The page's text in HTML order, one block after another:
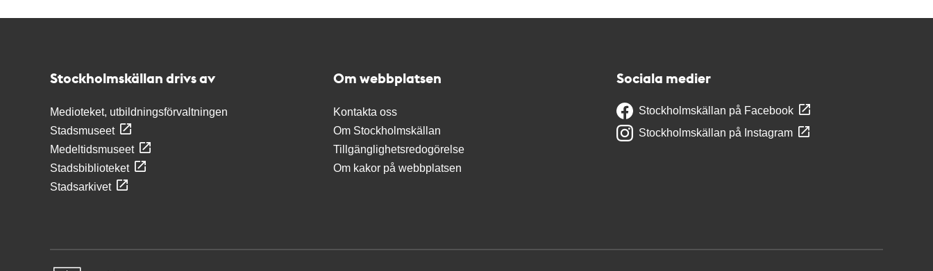
Stockholmskällan drivs av
Medioteket, utbildningsförvaltningen
Stadsmuseet
Medeltidsmuseet
Stadsbiblioteket
Stadsarkivet
Om webbplatsen
Kontakta oss
Om Stockholmskällan
Tillgänglighetsredogörelse
Om kakor på webbplatsen
Sociala medier
Stockholmskällan på Facebook
Stockholmskällan på Instagram